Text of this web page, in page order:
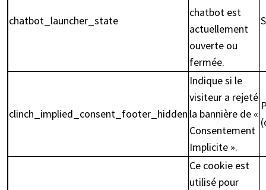
chatbot_launcher_state
chatbot est
actuellement
ouverte ou
fermée.
clinch_implied_consent_footer_hidden
Indique si le
visiteur a rejeté
la bannière de «
Consentement
Implicite ».
Ce cookie est
utilisé pour